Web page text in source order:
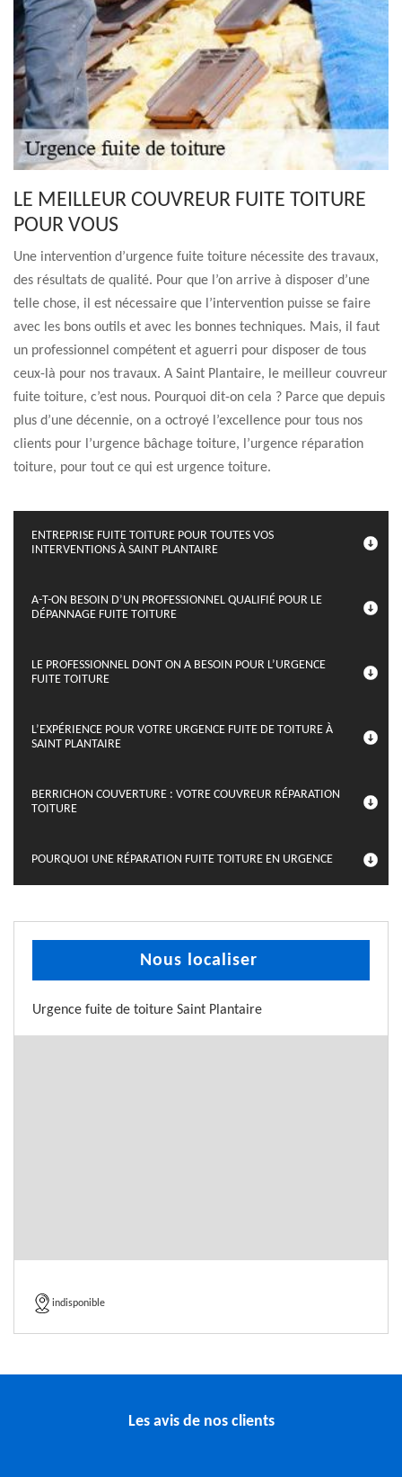
LE MEILLEUR COUVREUR FUITE TOITURE
POUR VOUS
Une intervention d’urgence fuite toiture nécessite des travaux,
des résultats de qualité. Pour que l’on arrive à disposer d’une
telle chose, il est nécessaire que l’intervention puisse se faire
avec les bons outils et avec les bonnes techniques. Mais, il faut
un professionnel compétent et aguerri pour disposer de tous
ceux-là pour nos travaux. A Saint Plantaire, le meilleur couvreur
fuite toiture, c’est nous. Pourquoi dit-on cela ? Parce que depuis
plus d’une décennie, on a octroyé l’excellence pour tous nos
clients pour l’urgence bâchage toiture, l’urgence réparation
toiture, pour tout ce qui est urgence toiture.
ENTREPRISE FUITE TOITURE POUR TOUTES VOS
INTERVENTIONS À SAINT PLANTAIRE
A-T-ON BESOIN D’UN PROFESSIONNEL QUALIFIÉ POUR LE
DÉPANNAGE FUITE TOITURE
LE PROFESSIONNEL DONT ON A BESOIN POUR L’URGENCE
FUITE TOITURE
L’EXPÉRIENCE POUR VOTRE URGENCE FUITE DE TOITURE À
SAINT PLANTAIRE
BERRICHON COUVERTURE : VOTRE COUVREUR RÉPARATION
TOITURE
POURQUOI UNE RÉPARATION FUITE TOITURE EN URGENCE
Nous localiser
Urgence fuite de toiture Saint Plantaire
indisponible
Les avis de nos clients